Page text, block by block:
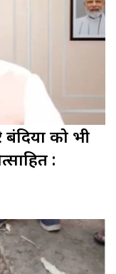
बंदियों को भी
: